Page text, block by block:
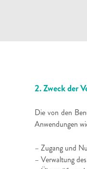
2. Zweck der
Die von den
Anwendungen
– Zugang und
– Verwaltung